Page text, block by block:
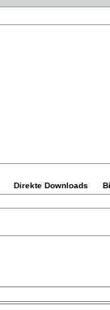
Direkte Downloads